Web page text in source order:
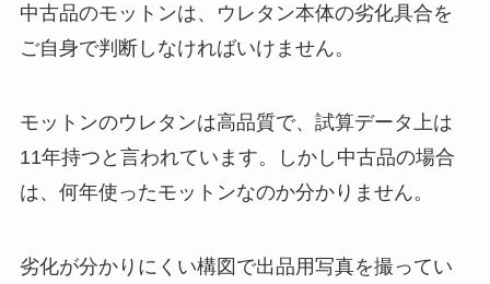
中古品のモットンは、ウレタン本体の劣化具合を
ご自身で判断しなければいけません。
モットンのウレタンは高品質で、試算データ上は
11年持つと言われています。しかし中古品の場合
は、何年使ったモットンなのか分かりません。
劣化が分かりにくい構図で出品用写真を撮ってい